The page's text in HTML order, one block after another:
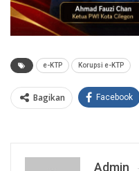
e-KTP Korupsi e-KTP
Bagikan Facebook
Admin